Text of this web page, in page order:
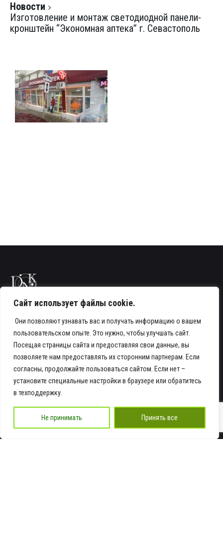
Сайт использует файлы cookie.
Они позволяют узнавать вас и получать информацию о вашем
пользовательском опыте. Это нужно, чтобы улучшать сайт.
Посещая страницы сайта и предоставляя свои данные, вы
позволяете нам предоставлять их сторонним партнерам. Если
согласны, продолжайте пользоваться сайтом. Если нет –
установите специальные настройки в браузере или обратитесь
в техподдержку.
Не принимать Принять все
Новости
Изготовление и монтаж светодиодной панели-
кронштейн “Экономная аптека” г. Севастополь
Телефон
+7 978 935-16-16
Адрес
Крым г. Симферополь ул. Элеваторная 4,
стр. 5посмотреть на карте
Email